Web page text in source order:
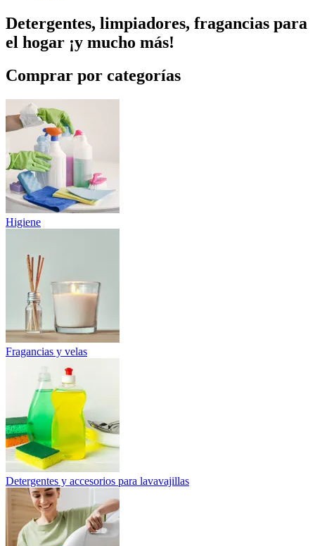
Detergentes, limpiadores, fragancias para
el hogar ¡y mucho más!
Comprar por categorías
Higiene
Fragancias y velas
Detergentes y accesorios para lavavajillas